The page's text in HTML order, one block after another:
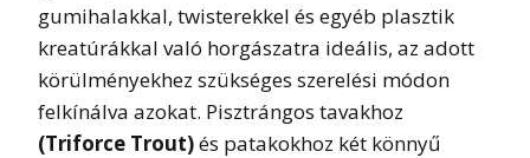
gumihalakkal, twisterekkel és egyéb plasztik
kreatúrákkal való horgászatra ideális, az adott
körülményekhez szükséges szerelési módon
felkínálva azokat. Pisztrángos tavakhoz
(Triforce Trout)és patakokhoz két könnyű